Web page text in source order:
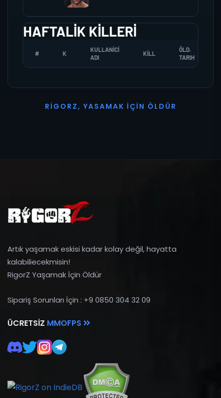
HAFTALIK KILLERI
# K
KULLANICI
ADI
KILL
ÖLD.
TARIH
R I G O R Z, YASAMAK İ ÇI N Ö L D Ü R
Artık yaşamak eskisi kadar kolay değil, hayatta
kalabiliecekmisin!
RigorZ Yaşamak İçin Öldür
Sipariş Sorunları İçin : +9 0850 304 32 09
ÜCRETSIZ MMOFPS